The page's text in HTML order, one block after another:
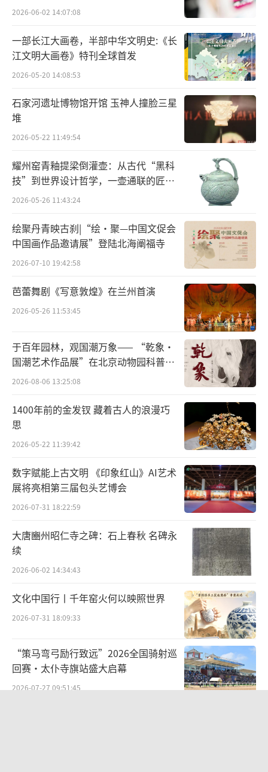
潘天寿：艺术需要寂寞，一种忘我的寂寞
潘天寿先生主张花鸟画的布置，应以势为
主，他说：“气要盛，势要旺，力求在画面上
造成蓬勃灵动的生机和节奏韵味，以达到中国
至于布置的方法，他认为是以“搜尽奇峰
打草稿”，选奇峰配奇峰，即以奇配奇，出奇
2026-06-02 14:07:08
一部长江大画卷，半部中华文明史:《长
江文明大画卷》特刊全球首发
2026-05-20 14:08:53
石家河遗址博物馆开馆 玉神人撞脸三星
堆
2026-05-22 11:49:54
耀州窑青釉提梁倒灌壶：从古代“黑科
技”到世界设计哲学，一壶通联的匠心
宇宙
2026-05-26 11:43:24
绘聚丹青映古刹|“绘·聚—中国文促会
中国画作品邀请展”登陆北海阐福寺
2026-07-10 19:42:58
芭蕾舞剧《写意敦煌》在兰州首演
2026-05-26 11:53:45
于百年园林，观国潮万象—— “乾象·
国潮艺术作品展”在北京动物园科普馆
机动展厅开展
2026-08-06 13:25:08
1400年前的金发钗 藏着古人的浪漫巧
思
2026-05-22 11:39:42
数字赋能上古文明 《印象红山》AI艺术
展将亮相第三届包头艺博会
2026-07-31 18:22:59
大唐豳州昭仁寺之碑：石上春秋 名碑永
续
2026-06-02 14:34:43
文化中国行丨千年窑火何以映照世界
2026-07-31 18:09:33
“策马弯弓励行致远”2026全国骑射巡
回赛·太仆寺旗站盛大启幕
2026-07-27 09:51:45